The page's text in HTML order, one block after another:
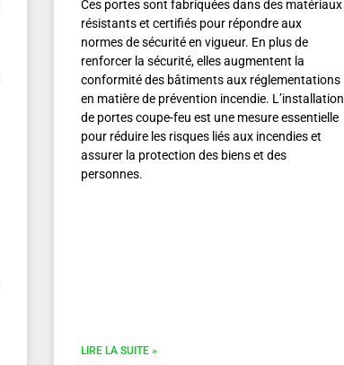
Ces portes sont fabriquées dans des matériaux
résistants et certifiés pour répondre aux
normes de sécurité en vigueur. En plus de
renforcer la sécurité, elles augmentent la
conformité des bâtiments aux réglementations
en matière de prévention incendie. L’installation
de portes coupe-feu est une mesure essentielle
pour réduire les risques liés aux incendies et
assurer la protection des biens et des
personnes.
LIRE LA SUITE »